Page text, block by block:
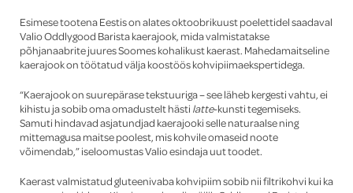
Esimese tootena Eestis on alates oktoobrikuust poelettidel saadaval
Valio Oddlygood Barista kaerajook, mida valmistatakse
põhjanaabrite juures Soomes kohalikust kaerast. Mahedamaitseline
kaerajook on töötatud välja koostöös kohvipiimaekspertidega.
“Kaerajook on suurepärase tekstuuriga – see läheb kergesti vahtu, ei
kihistu ja sobib oma omadustelt hästi latte-kunsti tegemiseks.
Samuti hindavad asjatundjad kaerajooki selle naturaalse ning
mittemagusa maitse poolest, mis kohvile omaseid noote
võimendab,” iseloomustas Valio esindaja uut toodet.
Kaerast valmistatud gluteenivaba kohvipiim sobib nii filtrikohvi kui ka